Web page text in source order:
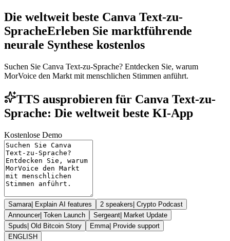
Die weltweit beste Canva Text-zu-
SpracheErleben Sie marktführende
neurale Synthese kostenlos
Suchen Sie Canva Text-zu-Sprache? Entdecken Sie, warum
MorVoice den Markt mit menschlichen Stimmen anführt.
TTS ausprobieren für Canva Text-zu-
Sprache: Die weltweit beste KI-App
Kostenlose Demo
Samara| Explain AI features 2 speakers| Crypto Podcast
Announcer| Token Launch Sergeant| Market Update
Spuds| Old Bitcoin Story Emma| Provide support
ENGLISH